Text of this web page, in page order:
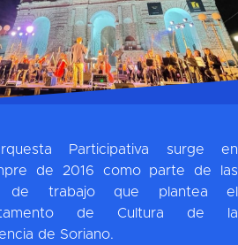
Participativa surge en
de 2016 como parte de las
de trabajo que plantea el
de Cultura de la
de Soriano.